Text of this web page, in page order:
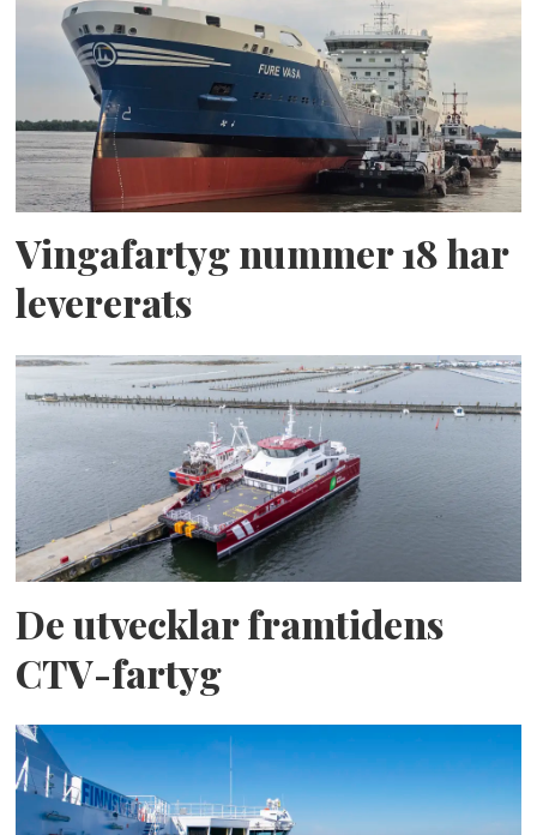
Vingafartyg nummer 18 har
levererats
De utvecklar framtidens
CTV-fartyg